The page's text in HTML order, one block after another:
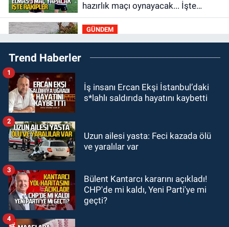
hazırlık maçı oynayacak... İşte
rakipler...
GÜNDEM
19:27Çaycuma ırmağında görüldü:
Görenler şaşkınlık yaşadı
19:12TMO kabuklu fındık alım
18:52Zonguldak'ta pitbul köpek
GÜNDEM
18:44Zonguldak'ta araç yayaya
çarptı: Ağır yaralanan yaya tedavi
Trend Haberler
İş insanı Ercan Ekşi İstanbul’daki
s*lahlı saldırıda hayatını kaybetti
1
Uzun ailesi yasta: Feci kazada ölü
ve yaralılar var
2
Bülent Kantarcı kararını açıkladı!
CHP'de mi kaldı, Yeni Parti'ye mi
geçti?
3
4